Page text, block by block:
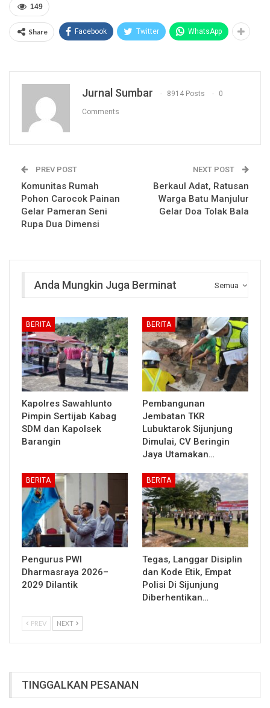
149
Share Facebook Twitter WhatsApp
Jurnal Sumbar 8914 Posts 0
Comments
PREV POST
Komunitas Rumah
Pohon Carocok Painan
Gelar Pameran Seni
Rupa Dua Dimensi
NEXT POST
Berkaul Adat, Ratusan
Warga Batu Manjulur
Gelar Doa Tolak Bala
Semua
Anda Mungkin Juga Berminat
BERITA
Kapolres Sawahlunto
Pimpin Sertijab Kabag
SDM dan Kapolsek
Barangin
BERITA
Pembangunan
Jembatan TKR
Lubuktarok Sijunjung
Dimulai, CV Beringin
Jaya Utamakan…
BERITA
Pengurus PWI
Dharmasraya 2026–
2029 Dilantik
BERITA
Tegas, Langgar Disiplin
dan Kode Etik, Empat
Polisi Di Sijunjung
Diberhentikan…
PREV NEXT
TINGGALKAN PESANAN